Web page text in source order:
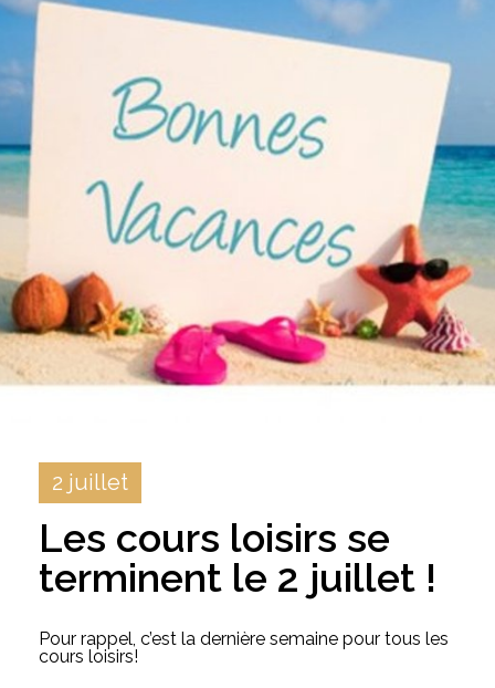
2 juillet
Les cours loisirs se
terminent le 2 juillet !
Pour rappel, c’est la dernière semaine pour tous les
cours loisirs!